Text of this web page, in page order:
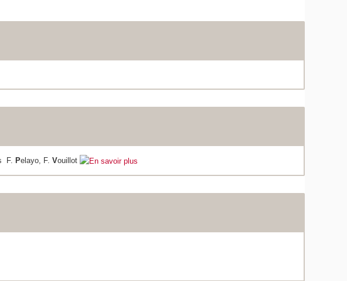
F.Pelayo, F.Vouillot